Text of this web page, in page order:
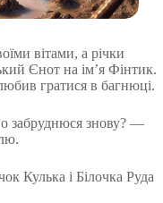
вітами, а річки
Єнот на ім’я Фінтик.
гратися в багнюці.
забруднюся знову? —
Кулька і Білочка Руда